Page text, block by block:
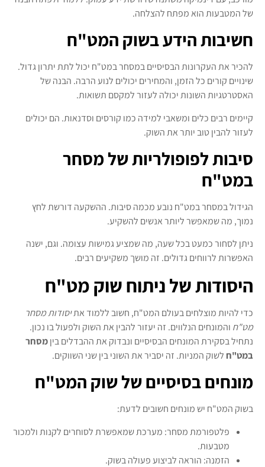
של המטבעות הוא מפתח להצלחה.
חשיבות הידע בשוק המט"ח
להכיר את העקרונות הבסיסיים במסחר במט"ח יכול לתת יתרון גדול.
שינויים קורים כל הזמן, והמחירים יכולים לנוע הרבה. הבנה של
האסטרטגיות השונות יכולה לעזור למקסם תשואות.
קיימים רבים כלים ומשאבי למידה כמו קורסים וסדנאות. הם יכולים
לעזור להבין טוב יותר את השוק.
סיבות לפופולריות של מסחר
במט"ח
הגידול במסחר במט"ח נובע מכמה סיבות. ההשקעה דורשת לחץ
נמוך, מה שמאפשר ליותר אנשים להשקיע.
ניתן לסחור כמעט בכל שעה, מה שמציע גמישות עצומה. וגם, ישנה
האפשרות לרווחים גדולים. זה מושך משקיעים רבים.
היסודות של ניתוח שוק מט"ח
כדי להיות מוצלחים בעולם המט"ח, חשוב ללמוד אתיסודות מסחר
מט"ח והמונחים הנלווים. זה יעזור להבין את השוק ולפעול בו נכון.
נתחיל בסקירת המונחים הבסיסיים ונבדוק את ההבדלים ביןמסחר
במט"חלשוק המניות. זה יסביר את השוני בין שני השווקים.
מונחים בסיסיים של שוק המט"ח
בשוק המט"ח יש מונחים חשובים לדעת:
פלטפורמת מסחר: מערכת שמאפשרת לסוחרים לקנות ולמכור
מטבעות.
הזמנה: הוראה לביצוע פעולה בשוק.